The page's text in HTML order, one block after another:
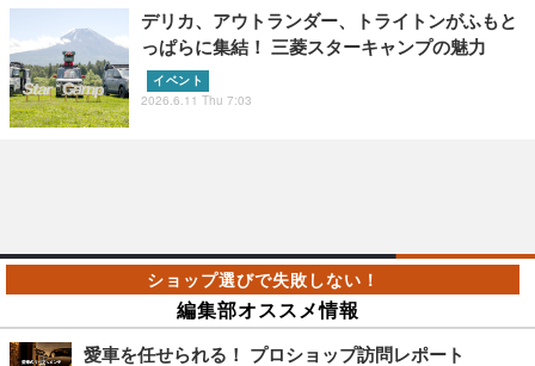
デリカ、アウトランダー、トライトンがふもと
っぱらに集結！ 三菱スターキャンプの魅力
イベント
2026.6.11 Thu 7:03
編集部オススメ情報
愛車を任せられる！ プロショップ訪問レポート